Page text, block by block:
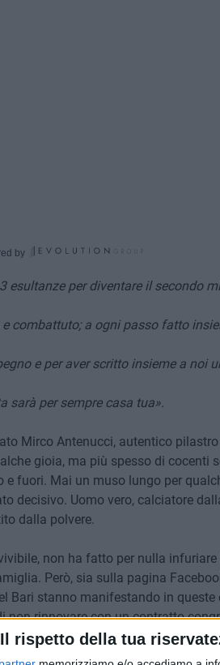
Il rispetto della tua
by
esultanze per diventare il secondo
combattuto; a ogni passo fatto
e per aver scritto insieme a noi
sarà per sempre casa tua».
Mirco Antenucci, autentico
gioia, ma più spesso di cocenti
fuori. Mai un muso lungo per
decisivo. Uomo vero, calciatore
dalla polvere.
non ha fatto per nulla
Però, sia sulla pagina
Bari stanno manifestando in queste
non rinnovare con un contratto